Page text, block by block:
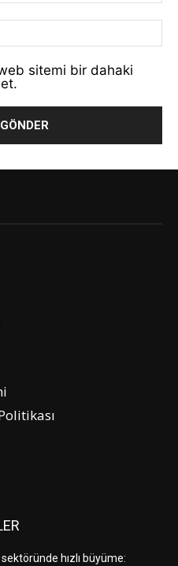
sitemi bir dahaki
sektöründe hızlı büyüme: